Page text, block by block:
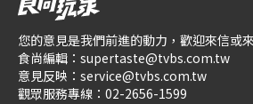
您的意見是我們前進的動力，歡迎來信或
食尚編輯： supertaste@tvbs.com.tw
意見反映： service@tvbs.com.tw
觀眾服務專線： 02-2656-1599